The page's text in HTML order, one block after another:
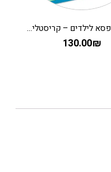
משחק קופסא לילדים – קריסטלים בחלל
130.00₪